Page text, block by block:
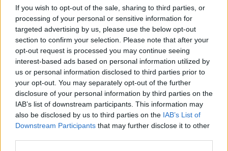
If you wish to opt-out of the sale, sharing to third parties, or
processing of your personal or sensitive information for
targeted advertising by us, please use the below opt-out
section to confirm your selection. Please note that after your
opt-out request is processed you may continue seeing
interest-based ads based on personal information utilized by
us or personal information disclosed to third parties prior to
your opt-out. You may separately opt-out of the further
disclosure of your personal information by third parties on the
IAB’s list of downstream participants. This information may
also be disclosed by us to third parties on the IAB’s List of
Downstream Participants that may further disclose it to other
VILLA CORTESE